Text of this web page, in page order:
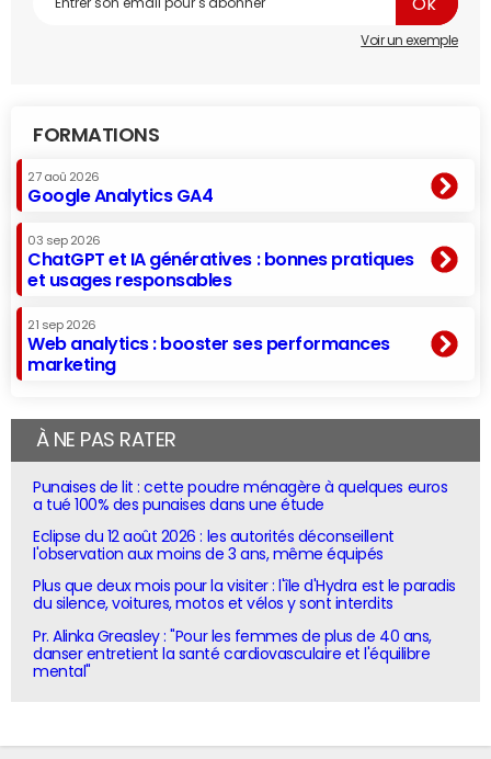
Voir un exemple
FORMATIONS
27 aoû 2026
Google Analytics GA4
03 sep 2026
ChatGPT et IA génératives : bonnes pratiques
et usages responsables
21 sep 2026
Web analytics : booster ses performances
marketing
À NE PAS RATER
Punaises de lit : cette poudre ménagère à quelques euros
a tué 100% des punaises dans une étude
Eclipse du 12 août 2026 : les autorités déconseillent
l'observation aux moins de 3 ans, même équipés
Plus que deux mois pour la visiter : l'île d'Hydra est le paradis
du silence, voitures, motos et vélos y sont interdits
Pr. Alinka Greasley : "Pour les femmes de plus de 40 ans,
danser entretient la santé cardiovasculaire et l'équilibre
mental"